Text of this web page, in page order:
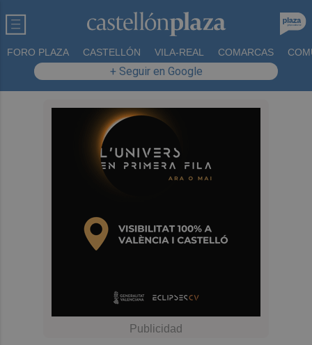
FORO PLAZA CASTELLÓN VILA-REAL COMARCAS
+ Seguir en Google